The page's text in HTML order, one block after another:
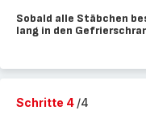
Sobald alle Stäbchen
lang in den
Schritte 4 /4